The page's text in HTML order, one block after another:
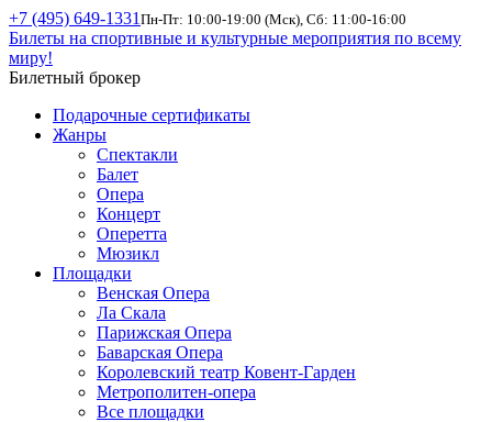
+7 (495) 649-1331 Пн-Пт: 10:00-19:00 (Мск), Сб: 11:00-16:00
Билеты на спортивные и культурные мероприятия по всему
миру!
Билетный брокер
Подарочные сертификаты
Жанры
Спектакли
Балет
Опера
Концерт
Оперетта
Мюзикл
Площадки
Венская Опера
Ла Скала
Парижская Опера
Баварская Опера
Королевский театр Ковент-Гарден
Метрополитен-опера
Все площадки